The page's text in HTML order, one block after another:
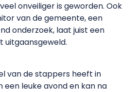
onveiliger is geworden. Ook
van de gemeente, een
onderzoek, laat juist een
uitgaansgeweld.
van de stappers heeft in
een leuke avond en kan na